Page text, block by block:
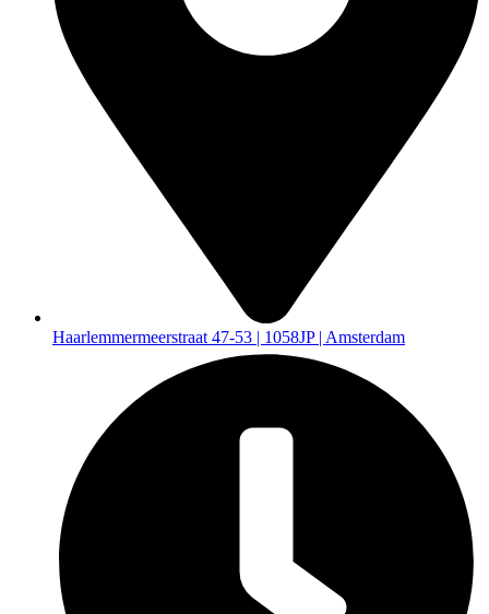
Haarlemmermeerstraat 47-53 | 1058JP | Amsterdam